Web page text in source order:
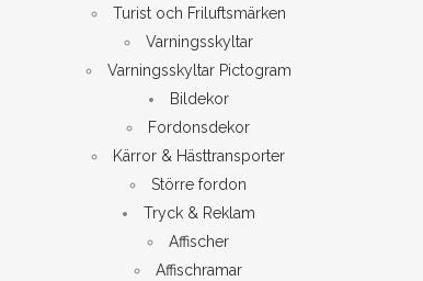
Turist och Friluftsmärken
Varningsskyltar
Varningsskyltar Pictogram
Bildekor
Fordonsdekor
Kärror & Hästtransporter
Större fordon
Tryck & Reklam
Affischer
Affischramar